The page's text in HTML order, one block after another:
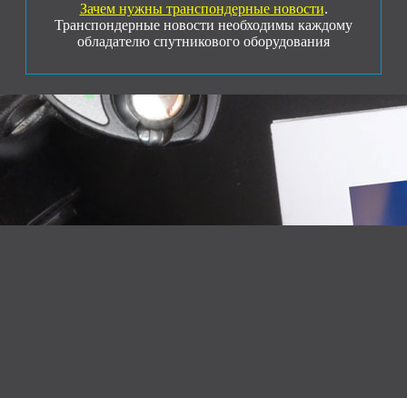
Зачем нужны транспондерные новости.
Транспондерные новости необходимы каждому
обладателю спутникового оборудования